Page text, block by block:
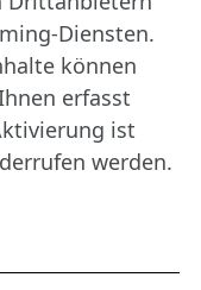
verbunden:
Filmtage
Diensten.
können
erfasst
ist
werden.